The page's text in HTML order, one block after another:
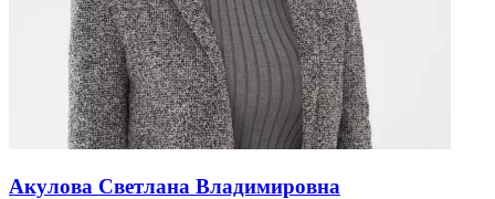
Акулова Светлана Владимировна